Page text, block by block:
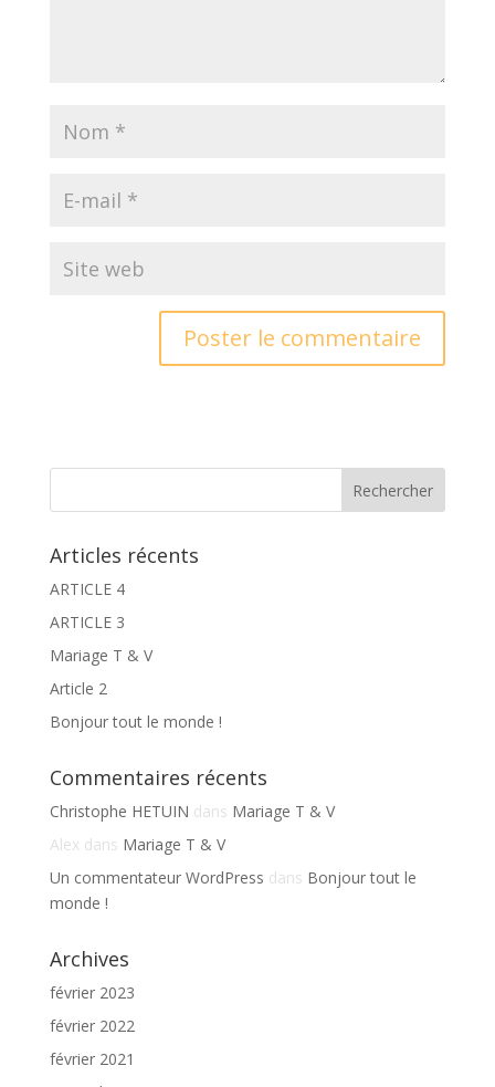
Articles récents
ARTICLE 4
ARTICLE 3
Mariage T & V
Article 2
Bonjour tout le monde !
Commentaires récents
Christophe HETUIN dans Mariage T & V
Alex dans Mariage T & V
Un commentateur WordPress dans Bonjour tout le
monde !
Archives
février 2023
février 2022
février 2021